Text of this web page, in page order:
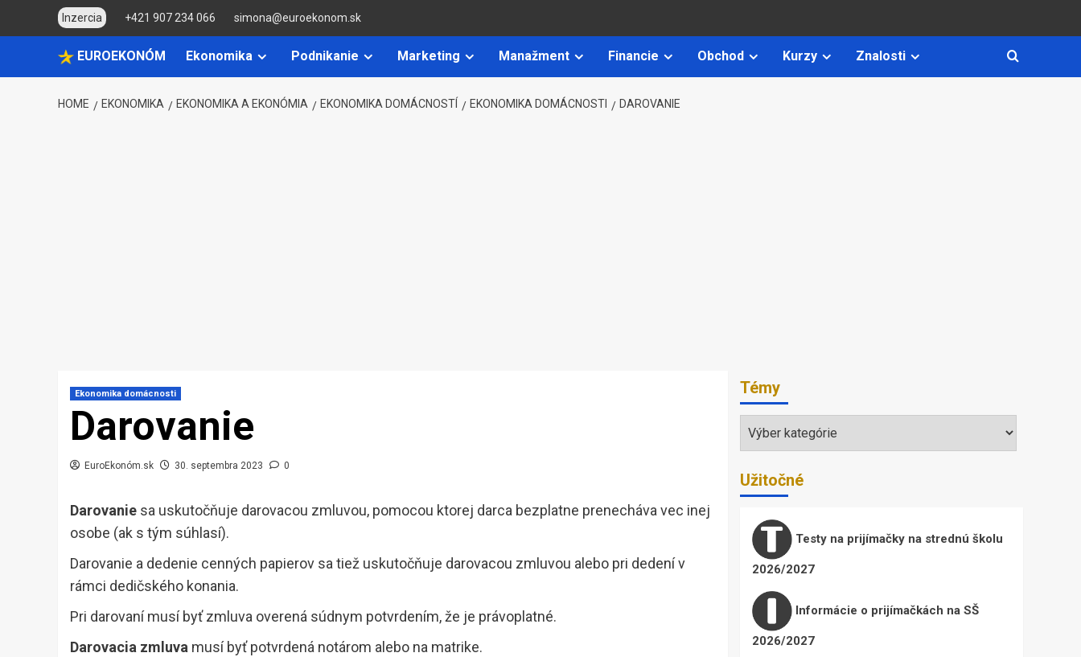
Inzercia +421 907 234 066 simona@euroekonom.sk
EUROEKONÓM Ekonomika Podnikanie Marketing Manažment Financie Obchod Kurzy Znalosti
HOME EKONOMIKA EKONOMIKA A EKONÓMIA EKONOMIKA DOMÁCNOSTÍ EKONOMIKA DOMÁCNOSTI DAROVANIE
Ekonomika domácnosti
Darovanie
EuroEkonóm.sk 30. septembra 2023 0
Darovanie sa uskutočňuje darovacou zmluvou, pomocou ktorej darca bezplatne prenecháva vec inej
osobe (ak s tým súhlasí).
Darovanie a dedenie cenných papierov sa tiež uskutočňuje darovacou zmluvou alebo pri dedení v
rámci dedičského konania.
Pri darovaní musí byť zmluva overená súdnym potvrdením, že je právoplatné.
Darovacia zmluva musí byť potvrdená notárom alebo na matrike.
Témy
Témy
Užitočné
Testy na prijímačky na strednú školu
2026/2027
Informácie o prijímačkách na SŠ
2026/2027